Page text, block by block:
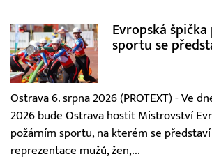
Evropská
sportu se
Ostrava 6. srpna 2026 (PROTEXT) - Ve
2026 bude Ostrava hostit Mistrovství
požárním sportu, na kterém se
reprezentace mužů, žen,...